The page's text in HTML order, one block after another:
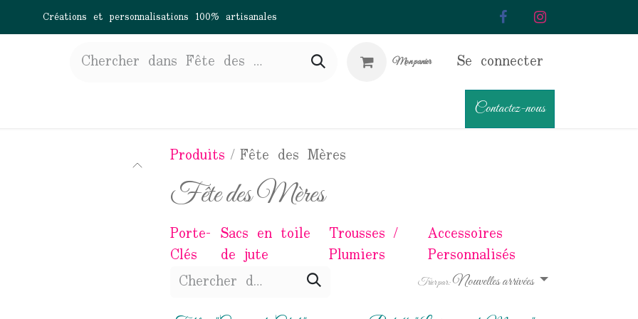
Créations et personnalisations 100% artisanales
Mon panier
Se connecter
Contactez-nous
Produits Fête des Mères
Fête des Mères
Porte-
Clés
Sacs en toile
de jute
Trousses /
Plumiers
Accessoires
Personnalisés
Trier par:Nouvelles arrivées